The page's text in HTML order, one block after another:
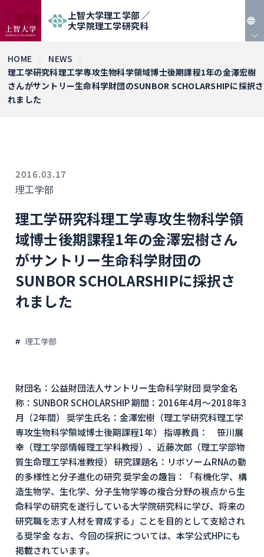
上智大学理工学部 ／
大学院理工学研究科
EN
HOME
NEWS
理工学研究科理工学専攻生物科学領域博士後期課程1年の金澤宏樹
さんがサントリー生命科学財団のSUNBOR SCHOLARSHIPに採択さ
れました
2016.03.17
理工学部
理工学研究科理工学専攻生物科学領
域博士後期課程1年の金澤宏樹さん
がサントリー生命科学財団の
SUNBOR SCHOLARSHIPに採択さ
れました
理工学部
財団名：公益財団法人サントリー生命科学財団 奨学金名
称：SUNBOR SCHOLARSHIP 期間：2016年4月～2018年3
月（2年間） 奨学生氏名：金澤宏樹（理工学研究科理工学
専攻生物科学領域博士後期課程1年） 指導教員： 笹川展
幸（理工学部情報理工学科教授）、近藤次郎（理工学部物
質生命理工学科准教授） 研究課題名：リボソームRNAの動
的多様性と分子進化の研究 奨学金の趣旨：「有機化学、構
造生物学、生化学、分子生物学等の複合分野の視点から生
命科学の研究を遂行している大学院研究科に学び、将来の
研究職を志す人材を育成する」ことを目的として支給され
る奨学金 なお、今回の採択については、本学公式HPにも
掲載されています。